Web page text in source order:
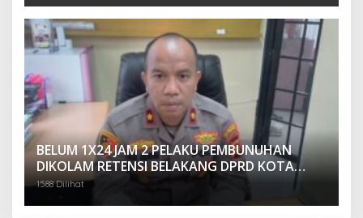
BELUM 1X24 JAM 2 PELAKU PEMBUNUHAN
DIKOLAM RETENSI BELAKANG DPRD KOTA
PALEMBANG TELAH DIRINGKUS ANGGOTA
1588 Dilihat